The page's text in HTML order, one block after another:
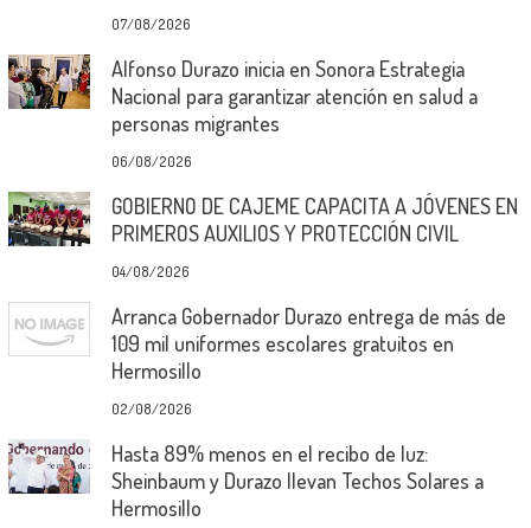
07/08/2026
Alfonso Durazo inicia en Sonora Estrategia
Nacional para garantizar atención en salud a
personas migrantes
06/08/2026
GOBIERNO DE CAJEME CAPACITA A JÓVENES EN
PRIMEROS AUXILIOS Y PROTECCIÓN CIVIL
04/08/2026
Arranca Gobernador Durazo entrega de más de
109 mil uniformes escolares gratuitos en
Hermosillo
02/08/2026
Hasta 89% menos en el recibo de luz:
Sheinbaum y Durazo llevan Techos Solares a
Hermosillo